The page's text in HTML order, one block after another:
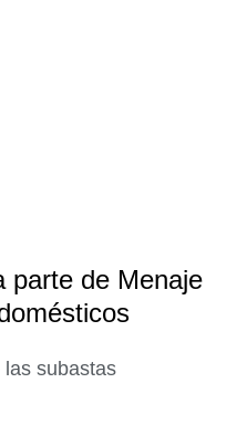
parte de Menaje
subastas